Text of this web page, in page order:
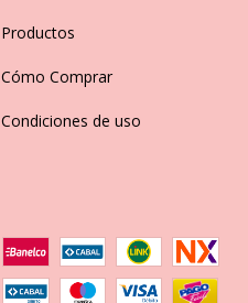
Productos
Cómo Comprar
Condiciones de uso